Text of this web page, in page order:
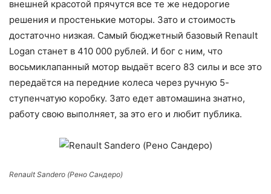
внешней красотой прячутся все те же недорогие
решения и простенькие моторы. Зато и стоимость
достаточно низкая. Самый бюджетный базовый Renault
Logan станет в 410 000 рублей. И бог с ним, что
восьмиклапанный мотор выдаёт всего 83 силы и все это
передаётся на передние колеса через ручную 5-
ступенчатую коробку. Зато едет автомашина знатно,
работу свою выполняет, за это его и любит публика.
Renault Sandero (Рено Сандеро)